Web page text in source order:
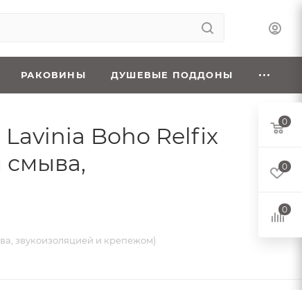
РАКОВИНЫ ДУШЕВЫЕ ПОДДОНЫ
Lavinia Boho Relfix
смыва,
звукоизоляцией и крепежом)
0
0
0